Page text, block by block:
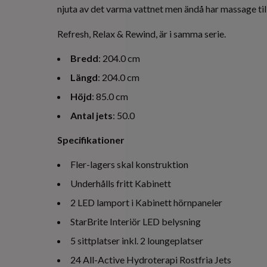
njuta av det varma vattnet men ändå har massage
Refresh, Relax & Rewind, är i samma serie.
Bredd: 204.0 cm
Längd: 204.0 cm
Höjd: 85.0 cm
Antal jets: 50.0
Specifikationer
Fler-lagers skal konstruktion
Underhålls fritt Kabinett
2 LED lamport i Kabinett hörnpaneler
StarBrite Interiör LED belysning
5 sittplatser inkl. 2 loungeplatser
24 All-Active Hydroterapi Rostfria Jets